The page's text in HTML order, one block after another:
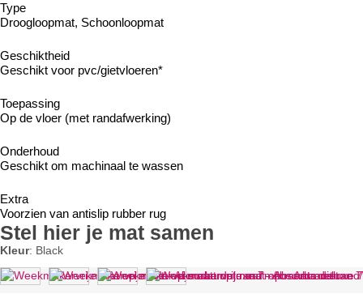
Type
Droogloopmat, Schoonloopmat
Geschiktheid
Geschikt voor pvc/gietvloeren*
Toepassing
Op de vloer (met randafwerking)
Onderhoud
Geschikt om machinaal te wassen
Extra
Voorzien van antislip rubber rug
Stel hier je mat samen
Kleur: Black